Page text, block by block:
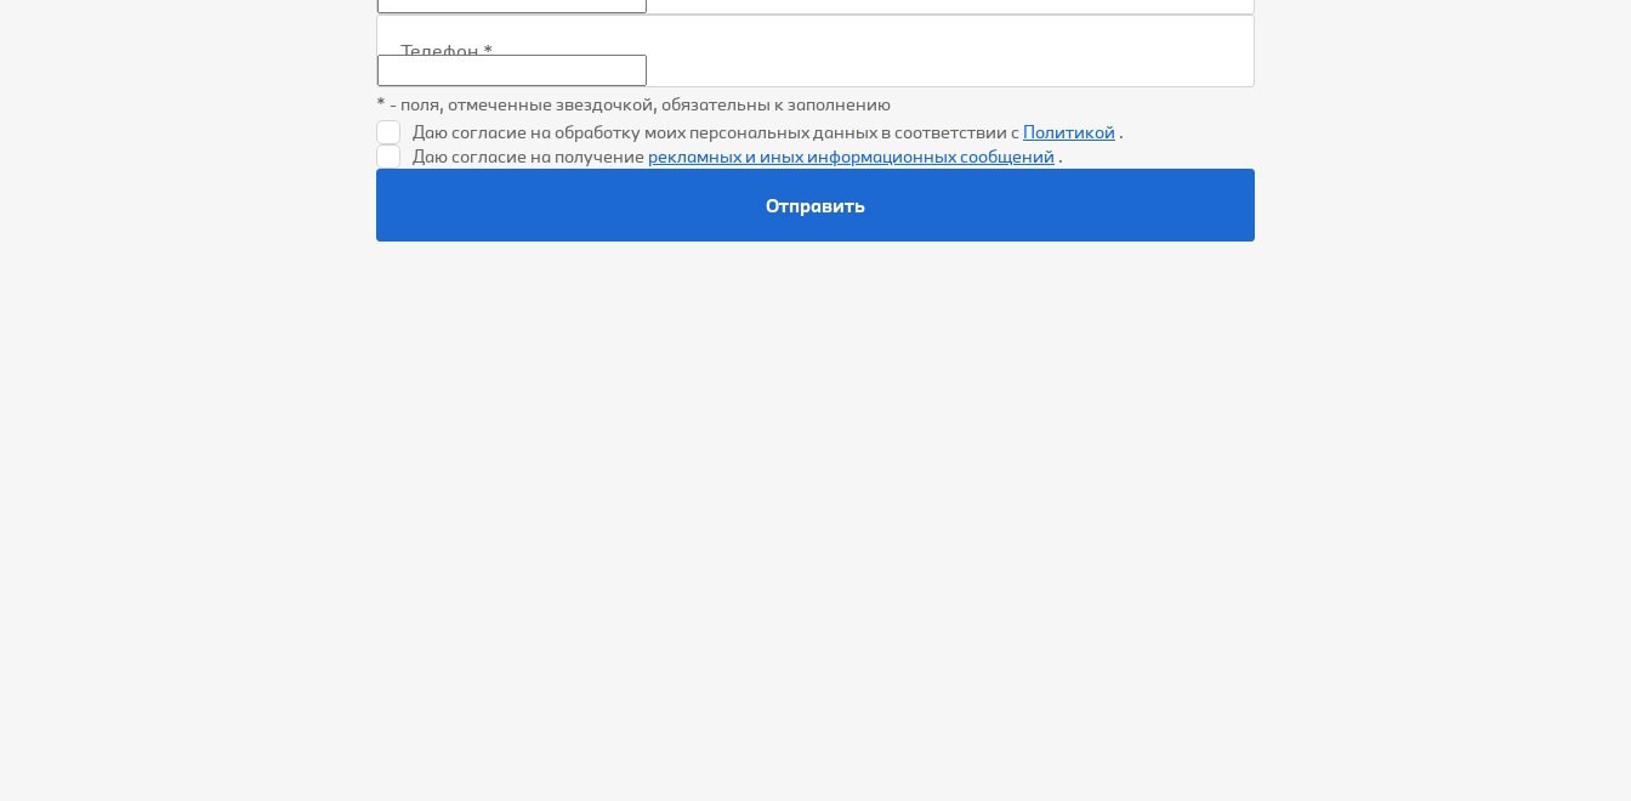
Телефон*
* - поля, отмеченные звездочкой, обязательны к заполнению
Даю согласие на обработку моих персональных данных в соответствии с Политикой .
Даю согласие на получение рекламных и иных информационных сообщений .
Отправить